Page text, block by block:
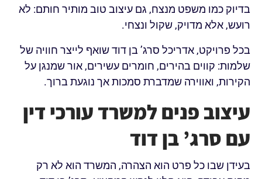
בדיוק כמו משפט מנצח, גם עיצוב טוב מותיר חותם: לא
רועש, אלא מדויק, שקול ונצחי.
בכל פרויקט, אדריכל סרג’ בן דוד שואף לייצר חוויה של
שלמות: קווים בהירים, חומרים עשירים, אור שמנגן על
הקירות, ואווירה שמדברת סמכות אך נוגעת ברוך.
עיצוב פנים למשרד עורכי דין
עם סרג’ בן דוד
בעידן שבו כל פרט הוא הצהרה, המשרד הוא לא רק